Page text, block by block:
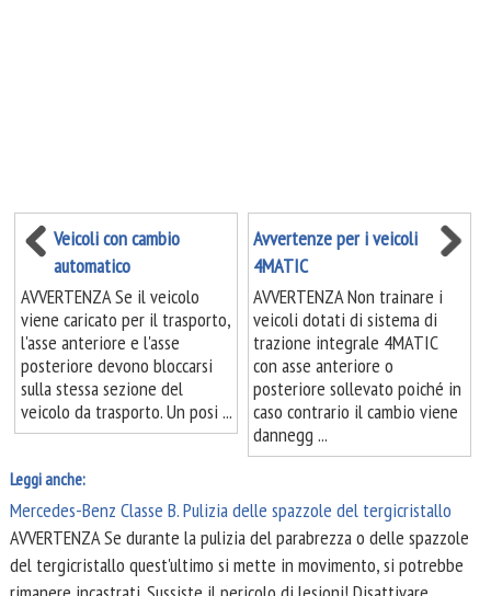
Veicoli con cambio
automatico
AVVERTENZA Se il veicolo
viene caricato per il trasporto,
l'asse anteriore e l'asse
posteriore devono bloccarsi
sulla stessa sezione del
veicolo da trasporto. Un posi ...
Avvertenze per i veicoli
4MATIC
AVVERTENZA Non trainare i
veicoli dotati di sistema di
trazione integrale 4MATIC
con asse anteriore o
posteriore sollevato poiché in
caso contrario il cambio viene
dannegg ...
Leggi anche:
Mercedes-Benz Classe B. Pulizia delle spazzole del tergicristallo
AVVERTENZA Se durante la pulizia del parabrezza o delle spazzole
del tergicristallo quest'ultimo si mette in movimento, si potrebbe